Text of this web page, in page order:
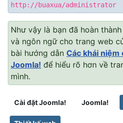
http://buaxua/administrator
Như vậy là bạn đã hoàn
và ngôn ngữ cho trang web
bài hướng dẫn Các khái niệm
Joomla! để hiểu rõ hơn về
mình.
Cài đặt Joomla! Joomla!